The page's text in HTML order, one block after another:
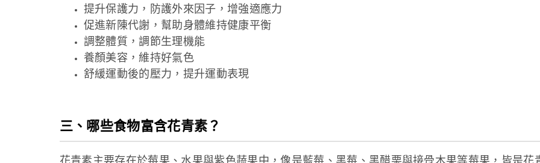
提升保護力，防護外來因子，增強適應力
促進新陳代謝，幫助身體維持健康平衡
調整體質，調節生理機能
養顏美容，維持好氣色
舒緩運動後的壓力，提升運動表現
三、哪些食物富含花青素？
花青素主要存在於莓果、水果與紫色蔬果中，像是藍莓、黑莓、黑醋栗與接骨木果等莓果，皆是花